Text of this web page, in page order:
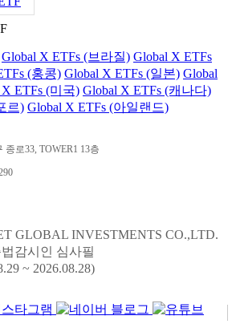
Global X ETFs (브라질) Global X ETFs
(홍콩) Global X ETFs (일본) Global
ETFs (미국) Global X ETFs (캐나다)
르) Global X ETFs (아일랜드)
종로33, TOWER1 13층
GLOBAL INVESTMENTS CO.,LTD.
감시인 심사필
~ 2026.08.28)